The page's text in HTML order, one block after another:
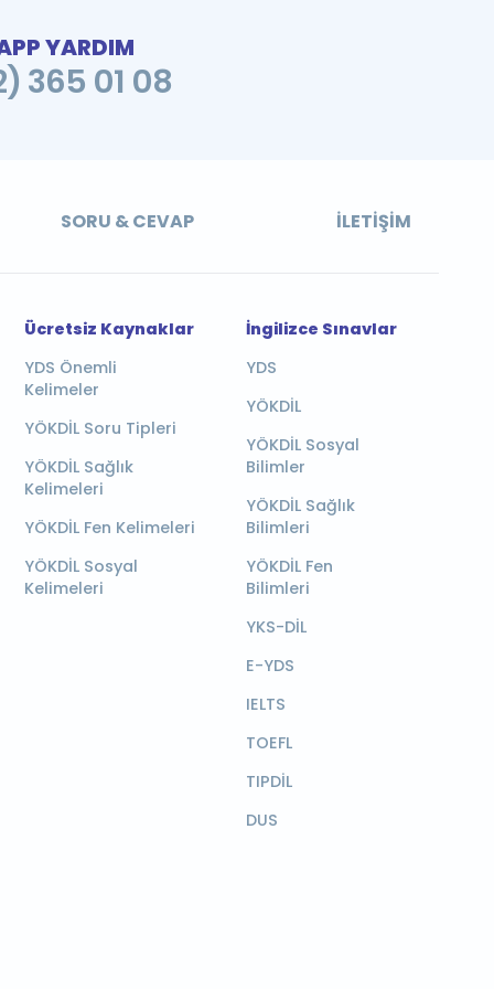
YARDIM
365 01 08
SORU & CEVAP İLETIŞIM
Ücretsiz Kaynaklar
YDS Önemli
Kelimeler
YÖKDİL Soru Tipleri
YÖKDİL Sağlık
Kelimeleri
YÖKDİL Fen Kelimeleri
YÖKDİL Sosyal
Kelimeleri
İngilizce Sınavlar
YDS
YÖKDİL
YÖKDİL Sosyal
Bilimler
YÖKDİL Sağlık
Bilimleri
YÖKDİL Fen
Bilimleri
YKS-DİL
E-YDS
IELTS
TOEFL
TIPDİL
DUS